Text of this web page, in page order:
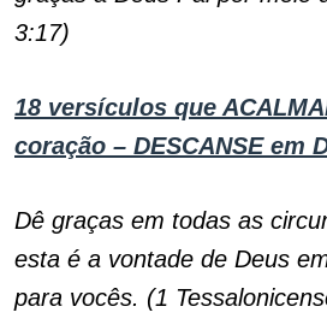
3:17)
18 versículos que
coração – DESCANSE em
Dê graças em todas as
esta é a vontade de Deus
para vocês. (1